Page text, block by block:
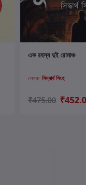
কার্টে যোগ
এক রহস্য দুই রোমাঞ্চ
লেখক: সিদ্ধার্থ সিংহ
₹475.00